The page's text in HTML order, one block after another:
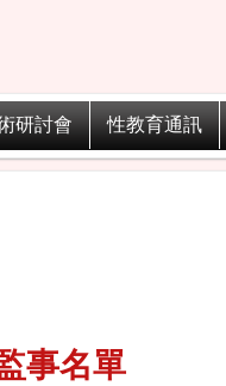
研討會 性教育通訊
事名單